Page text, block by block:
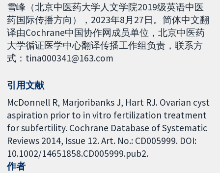
雪峰（北京中医药大学人文学院2019级英语中医
药国际传播方向），2023年8月27日。简体中文翻
译由Cochrane中国协作网成员单位，北京中医药
大学循证医学中心翻译传播工作组负责，联系方
式：tina000341@163.com
引用文献
McDonnell R, Marjoribanks J, Hart RJ. Ovarian cyst
aspiration prior to in vitro fertilization treatment
for subfertility. Cochrane Database of Systematic
Reviews 2014, Issue 12. Art. No.: CD005999. DOI:
10.1002/14651858.CD005999.pub2.
作者